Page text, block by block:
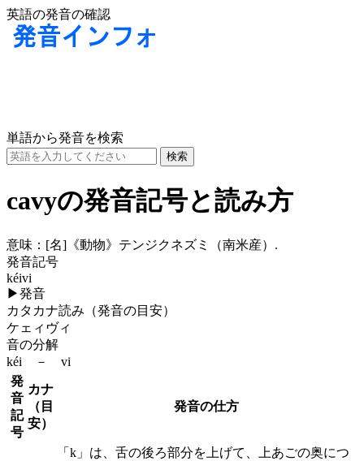
英語の発音の確認
単語から発音を検索
cavyの発音記号と読み方
意味： [名] 《動物》テンジクネズミ（南米産）.
発音記号
kéivi
▶発音
カタカナ読み（発音の目安）
ケェィヴィ
音の分解
kéi － vi
発
音
記
号
カナ
（目
安）
発音の仕方
「k」は、舌の後ろ部分を上げて、上あごの奥につ